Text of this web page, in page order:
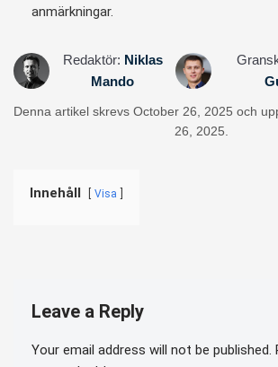
anmärkningar.
Redaktör: Niklas
Mando
Denna artikel skrevs October 26, 2025 och
26, 2025.
Innehåll Visa
Leave a Reply
Your email address will not be published.